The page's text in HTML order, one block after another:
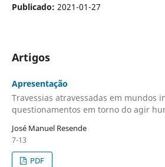
Publicado: 2021-01-27
Artigos
Apresentação
Travessias atravessadas em mundos
questionamentos em torno do agir
José Manuel Resende
7-13
PDF